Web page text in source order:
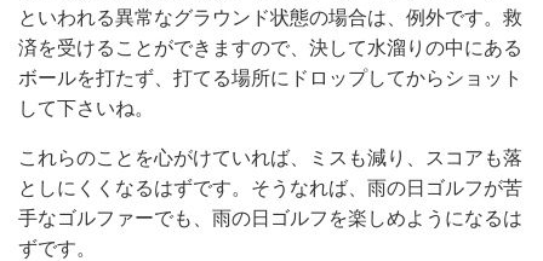
といわれる異常なグラウンド状態の場合は、例外です。救
済を受けることができますので、決して水溜りの中にある
ボールを打たず、打てる場所にドロップしてからショット
して下さいね。
これらのことを心がけていれば、ミスも減り、スコアも落
としにくくなるはずです。そうなれば、雨の日ゴルフが苦
手なゴルファーでも、雨の日ゴルフを楽しめようになるは
ずです。